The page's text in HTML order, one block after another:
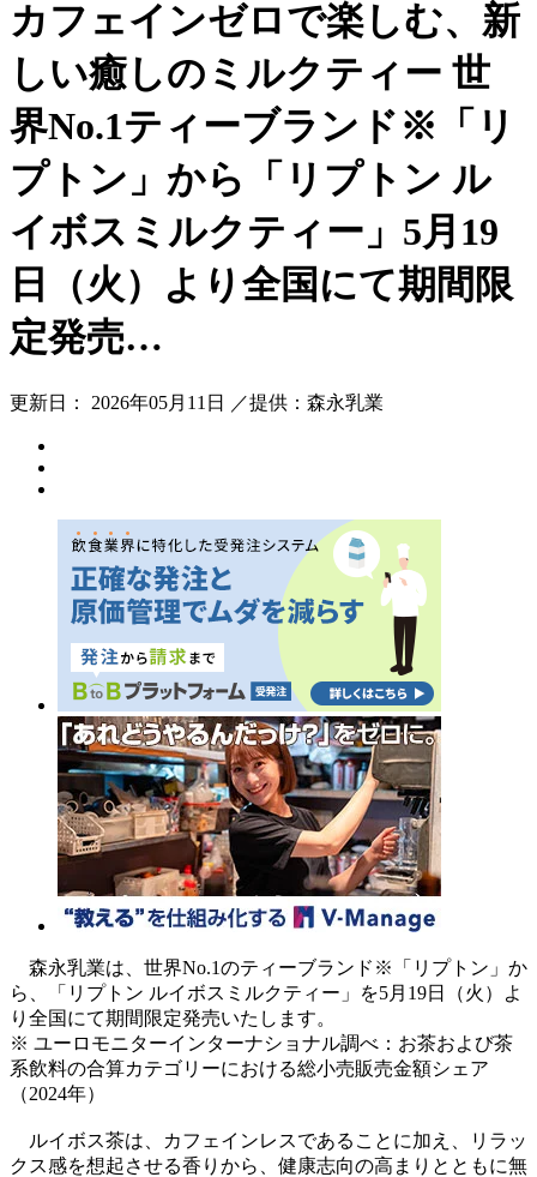
カフェインゼロで楽しむ、新
しい癒しのミルクティー 世
界No.1ティーブランド※「リ
プトン」から「リプトン ル
イボスミルクティー」5月19
日（火）より全国にて期間限
定発売…
更新日： 2026年05月11日 ／提供：森永乳業
森永乳業は、世界No.1のティーブランド※「リプトン」か
ら、「リプトン ルイボスミルクティー」を5月19日（火）よ
り全国にて期間限定発売いたします。
※ ユーロモニターインターナショナル調べ：お茶および茶
系飲料の合算カテゴリーにおける総小売販売金額シェア
（2024年）
ルイボス茶は、カフェインレスであることに加え、リラッ
クス感を想起させる香りから、健康志向の高まりとともに無